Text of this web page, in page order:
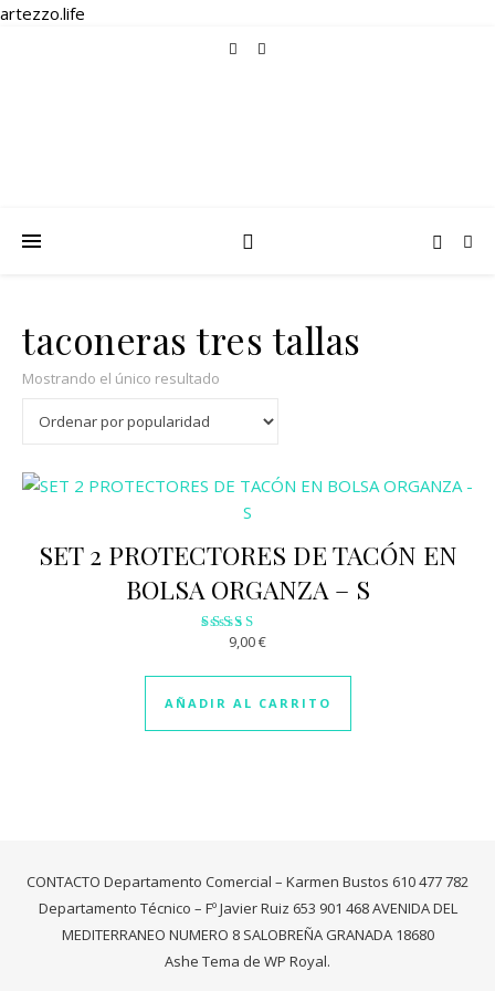
artezzo.life
taconeras tres tallas
Mostrando el único resultado
SET 2 PROTECTORES DE TACÓN EN
BOLSA ORGANZA – S
Valorado
2.78
de 5
9,00€
AÑADIR AL CARRITO
CONTACTO Departamento Comercial – Karmen Bustos 610 477 782
Departamento Técnico – Fº Javier Ruiz 653 901 468 AVENIDA DEL
MEDITERRANEO NUMERO 8 SALOBREÑA GRANADA 18680
Ashe Tema de WP Royal.